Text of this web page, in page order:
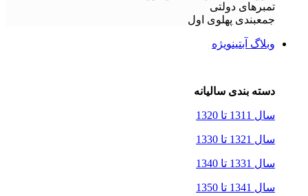
تمبرهای دولتی
جمعبندی پهلوی اول
وبلاگ آبتینویژه
دسته بندی سالیانه
سال 1311 تا 1320
سال 1321 تا 1330
سال 1331 تا 1340
سال 1341 تا 1350